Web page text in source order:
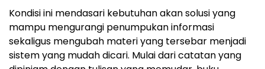
Kondisi ini mendasari kebutuhan akan solusi yang
mampu mengurangi penumpukan informasi
sekaligus mengubah materi yang tersebar menjadi
sistem yang mudah dicari. Mulai dari catatan yang